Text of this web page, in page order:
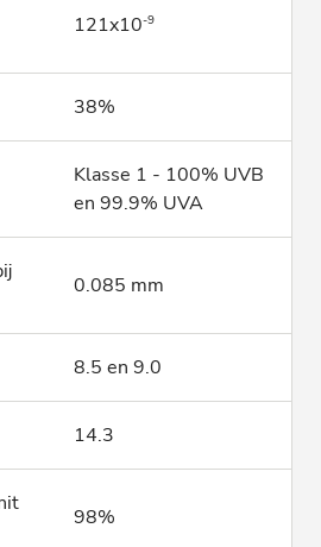
121x10-9
38%
Klasse 1 - 100% UVB
en 99.9% UVA
0.085 mm
8.5 en 9.0
14.3
98%